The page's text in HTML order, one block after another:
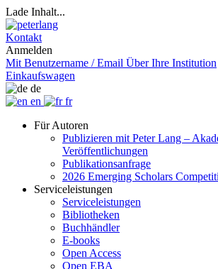
Lade Inhalt...
Kontakt
Anmelden
Mit Benutzername / Email Über Ihre Institution
Einkaufswagen
de
en
fr
Für Autoren
Publizieren mit Peter Lang –
Veröffentlichungen
Publikationsanfrage
2026 Emerging Scholars
Serviceleistungen
Serviceleistungen
Bibliotheken
Buchhändler
E-books
Open Access
Open EBA